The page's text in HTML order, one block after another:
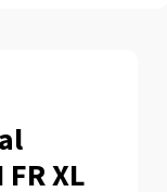
XL